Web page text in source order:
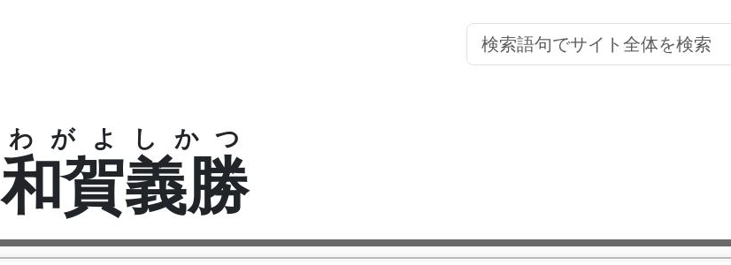
和賀義勝
わがよしかつ